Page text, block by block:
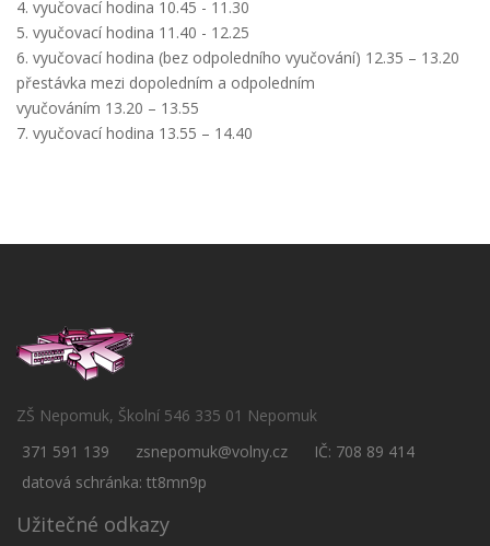
4. vyučovací hodina 10.45 - 11.30
5. vyučovací hodina 11.40 - 12.25
6. vyučovací hodina (bez odpoledního vyučování) 12.35 – 13.20
přestávka mezi dopoledním a odpoledním
vyučováním 13.20 – 13.55
7. vyučovací hodina 13.55 – 14.40
ZŠ Nepomuk, Školní 546 335 01 Nepomuk
371 591 139
zsnepomuk@volny.cz
IČ: 708 89 414
datová schránka: tt8mn9p
Užitečné odkazy